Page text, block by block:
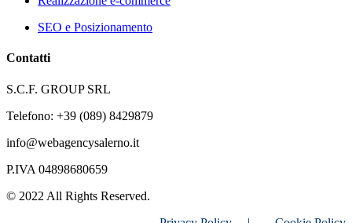
SEO e Posizionamento
Contatti
S.C.F. GROUP SRL
Telefono: +39 (089) 8429879
info@webagencysalerno.it
P.IVA 04898680659
© 2022 All Rights Reserved.